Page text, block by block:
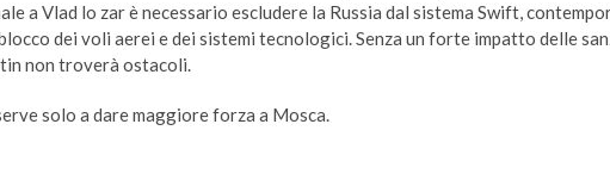
a Vlad lo zar è necessario escludere la Russia dal sistema Swift,
dei voli aerei e dei sistemi tecnologici. Senza un forte impatto delle
non troverà ostacoli.
solo a dare maggiore forza a Mosca.